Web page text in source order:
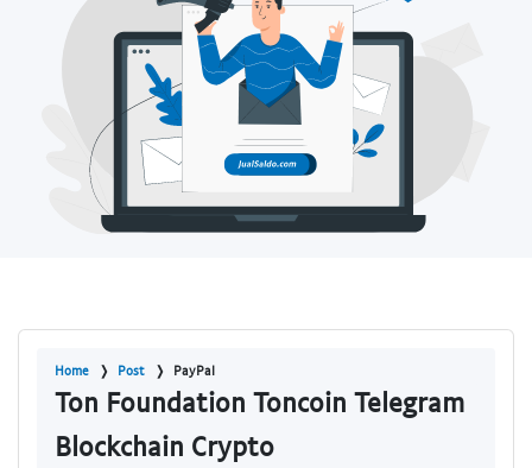
Home Post PayPal
Ton Foundation Toncoin Telegram
Blockchain Crypto